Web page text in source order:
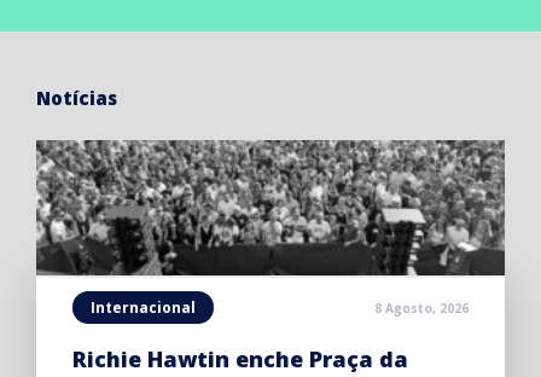
Notícias
Internacional 8 Agosto, 2026
Richie Hawtin enche Praça da